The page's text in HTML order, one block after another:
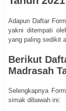
Adapun Daftar
yakni ditempati
yang paling sedikit
Berikut
Madrasah
Selengkapnya
simak dibawah ini: